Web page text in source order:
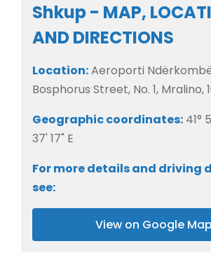
Shkup - MAP,
AND DIRECTIONS
Location:Aeroporti
Bosphorus Street, No. 1, Mralino,
Geographic coordinates: 41°
37' 17" E
For more details and driving
see:
View on Google